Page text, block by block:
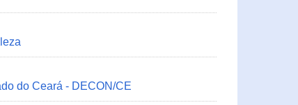
do Ceará - DECON/CE